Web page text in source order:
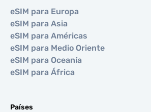
eSIM para Europa
eSIM para Asia
eSIM para Américas
eSIM para Medio Oriente
eSIM para Oceanía
eSIM para África
Países